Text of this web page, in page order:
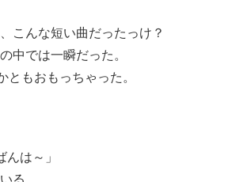
こんな短い曲だったっけ？
中では一瞬だった。
ともおもっちゃった。
は～」
る。